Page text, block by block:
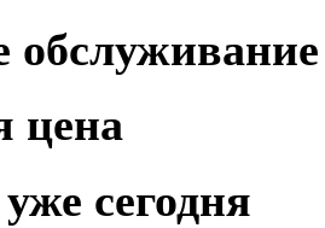
обслуживание
цена
уже сегодня